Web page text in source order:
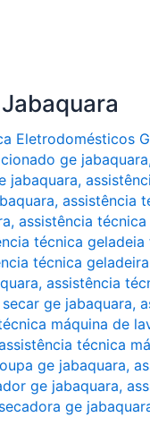
Eletrodomésticos
ge jabaquara
jabaquara,
, assistência
, assistência
técnica
técnica
, assistência
ge jabaquara,
máquina de
técnica
ge jabaquara,
ge jabaquara,
ge